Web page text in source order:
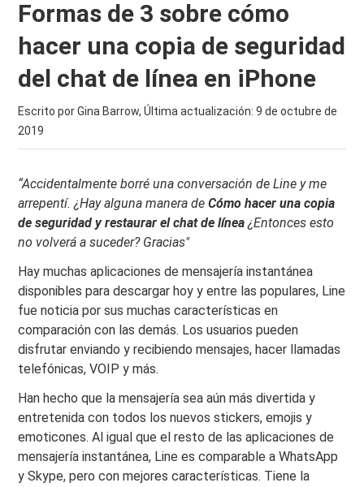
Formas de 3 sobre cómo
hacer una copia de seguridad
del chat de línea en iPhone
Escrito por Gina Barrow, Última actualización:9 de octubre de
2019
“Accidentalmente borré una conversación de Line y me
arrepentí. ¿Hay alguna manera deCómo hacer una copia
de seguridad y restaurar el chat de línea¿Entonces esto
no volverá a suceder? Gracias"
Hay muchas aplicaciones de mensajería instantánea
disponibles para descargar hoy y entre las populares, Line
fue noticia por sus muchas características en
comparación con las demás. Los usuarios pueden
disfrutar enviando y recibiendo mensajes, hacer llamadas
telefónicas, VOIP y más.
Han hecho que la mensajería sea aún más divertida y
entretenida con todos los nuevos stickers, emojis y
emoticones. Al igual que el resto de las aplicaciones de
mensajería instantánea, Line es comparable a WhatsApp
y Skype, pero con mejores características. Tiene la